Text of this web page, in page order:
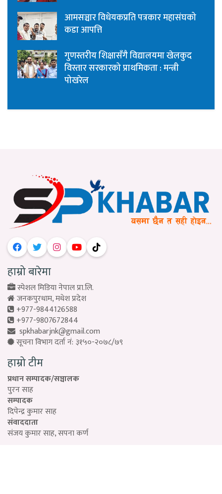
आमसञ्चार विधेयकप्रति पत्रकार महासंघको
कडा आपत्ति
गुणस्तरीय शिक्षासँगै विद्यालयमा खेलकुद
विस्तार सरकारको प्राथमिकता : मन्त्री
पोखरेल
हाम्रो बारेमा
स्पेशल मिडिया नेपाल प्रा.लि.
जनकपुरधाम, मधेश प्रदेश
+977-9844126588
+977-9807672844
spkhabarjnk@gmail.com
सूचना विभाग दर्ता नं: ३१५०-२०७८/७९
हाम्रो टीम
प्रधान सम्पादक/सञ्चालक
पुरन साह
सम्पादक
दिपेन्द्र कुमार साह
संवाददाता
संजय कुमार साह, सपना कर्ण